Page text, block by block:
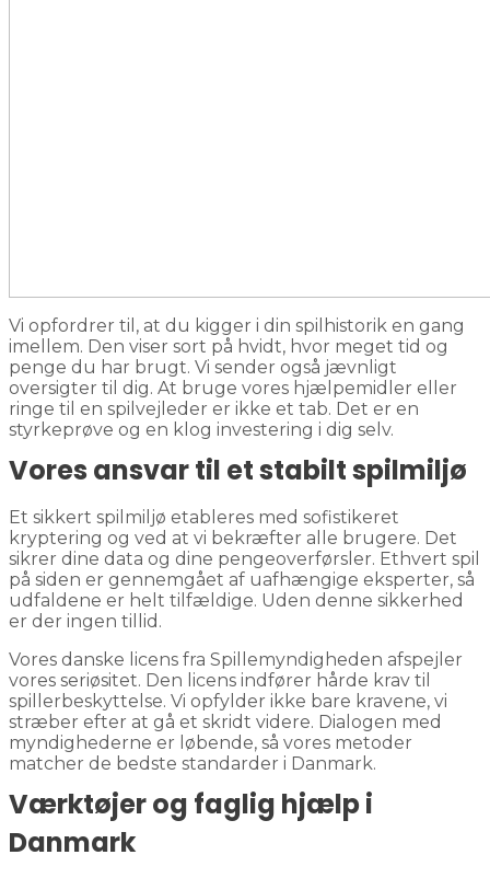
Vi opfordrer til, at du kigger i din spilhistorik en gang
imellem. Den viser sort på hvidt, hvor meget tid og
penge du har brugt. Vi sender også jævnligt
oversigter til dig. At bruge vores hjælpemidler eller
ringe til en spilvejleder er ikke et tab. Det er en
styrkeprøve og en klog investering i dig selv.
Vores ansvar til et stabilt spilmiljø
Et sikkert spilmiljø etableres med sofistikeret
kryptering og ved at vi bekræfter alle brugere. Det
sikrer dine data og dine pengeoverførsler. Ethvert spil
på siden er gennemgået af uafhængige eksperter, så
udfaldene er helt tilfældige. Uden denne sikkerhed
er der ingen tillid.
Vores danske licens fra Spillemyndigheden afspejler
vores seriøsitet. Den licens indfører hårde krav til
spillerbeskyttelse. Vi opfylder ikke bare kravene, vi
stræber efter at gå et skridt videre. Dialogen med
myndighederne er løbende, så vores metoder
matcher de bedste standarder i Danmark.
Værktøjer og faglig hjælp i
Danmark